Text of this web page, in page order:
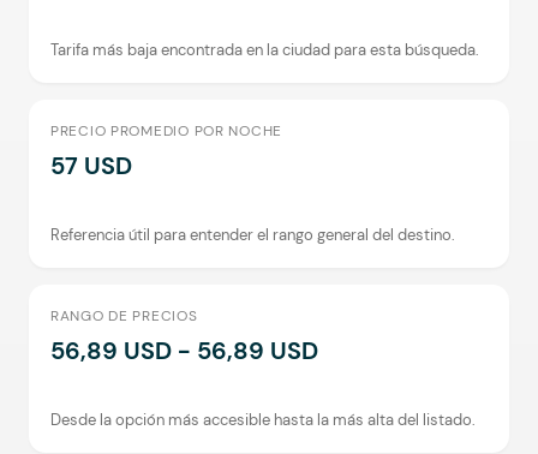
Tarifa más baja encontrada en la ciudad para esta búsqueda.
PRECIO PROMEDIO POR NOCHE
57 USD
Referencia útil para entender el rango general del destino.
RANGO DE PRECIOS
56,89 USD - 56,89 USD
Desde la opción más accesible hasta la más alta del listado.